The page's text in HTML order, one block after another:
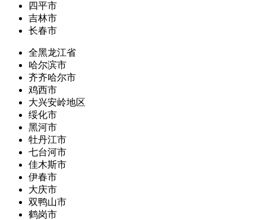
四平市
吉林市
长春市
全黑龙江省
哈尔滨市
齐齐哈尔市
鸡西市
大兴安岭地区
绥化市
黑河市
牡丹江市
七台河市
佳木斯市
伊春市
大庆市
双鸭山市
鹤岗市